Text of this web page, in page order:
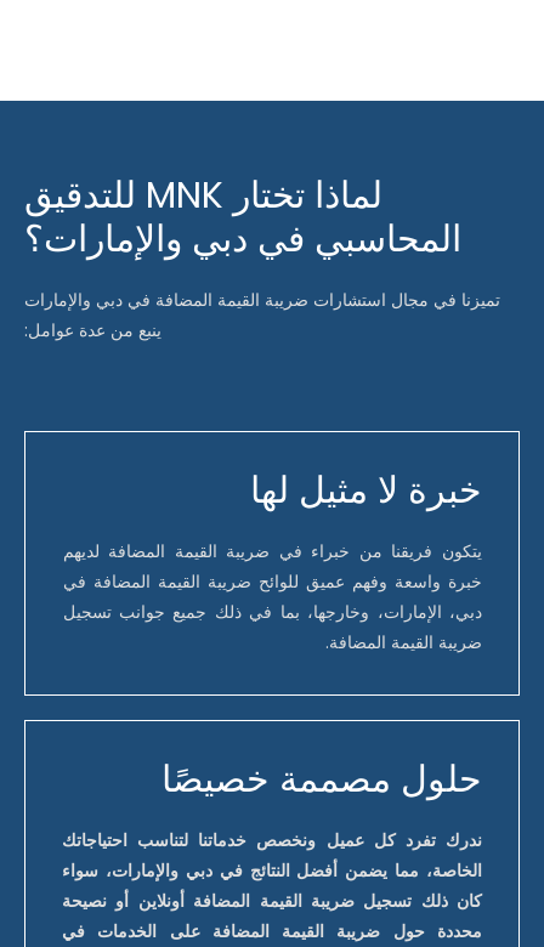
لماذا تختار MNK للتدقيق
المحاسبي في دبي والإمارات؟
تميزنا في مجال استشارات ضريبة القيمة المضافة في دبي والإمارات
ينبع من عدة عوامل:
خبرة لا مثيل لها
يتكون فريقنا من خبراء في ضريبة القيمة المضافة لديهم
خبرة واسعة وفهم عميق للوائح ضريبة القيمة المضافة في
دبي، الإمارات، وخارجها، بما في ذلك جميع جوانب تسجيل
ضريبة القيمة المضافة.
حلول مصممة خصيصًا
ندرك تفرد كل عميل ونخصص خدماتنا لتناسب احتياجاتك
الخاصة، مما يضمن أفضل النتائج في دبي والإمارات، سواء
كان ذلك تسجيل ضريبة القيمة المضافة أونلاين أو نصيحة
محددة حول ضريبة القيمة المضافة على الخدمات في